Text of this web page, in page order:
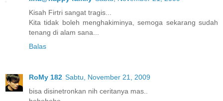
Kisah Firtri sangat tragis...
Kita tidak boleh menghakiminya, semoga sekarang sudah
tenang di alam sana...
Balas
RoMy 182 Sabtu, November 21, 2009
bisa disinetronkan nih ceritanya mas..